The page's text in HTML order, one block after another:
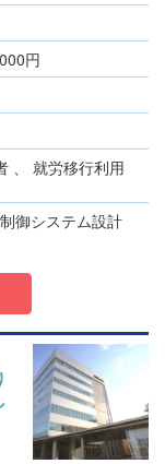
円
、 就労移行利用
御システム設計